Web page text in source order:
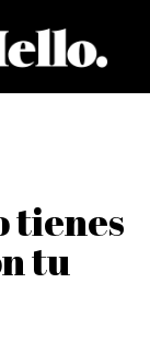
tienes
tu